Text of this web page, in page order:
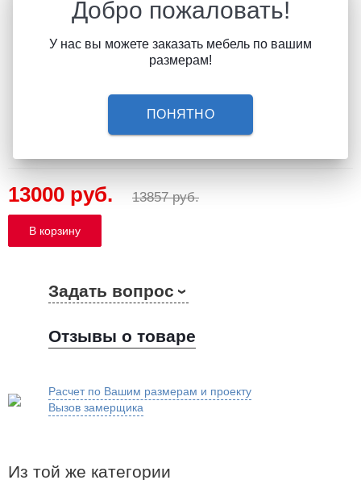
Дуб Крафт табачный + 30% Дуб Крафт Серый + 30%
Белый Снег 8685 + 20%
13000 руб. 13857 руб.
Задать вопрос
Отзывы о товаре
Расчет по Вашим размерам и проекту
Вызов замерщика
Из той же категории
Добро пожаловать!
У нас вы можете заказать мебель по вашим
размерам!
ПОНЯТНО